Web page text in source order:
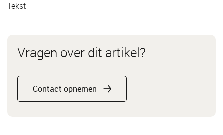
Tekst
Vragen over dit artikel?
Contact opnemen